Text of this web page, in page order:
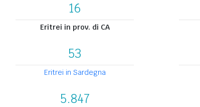
16
Eritrei in prov. di CA
53
Eritrei in Sardegna
5.847